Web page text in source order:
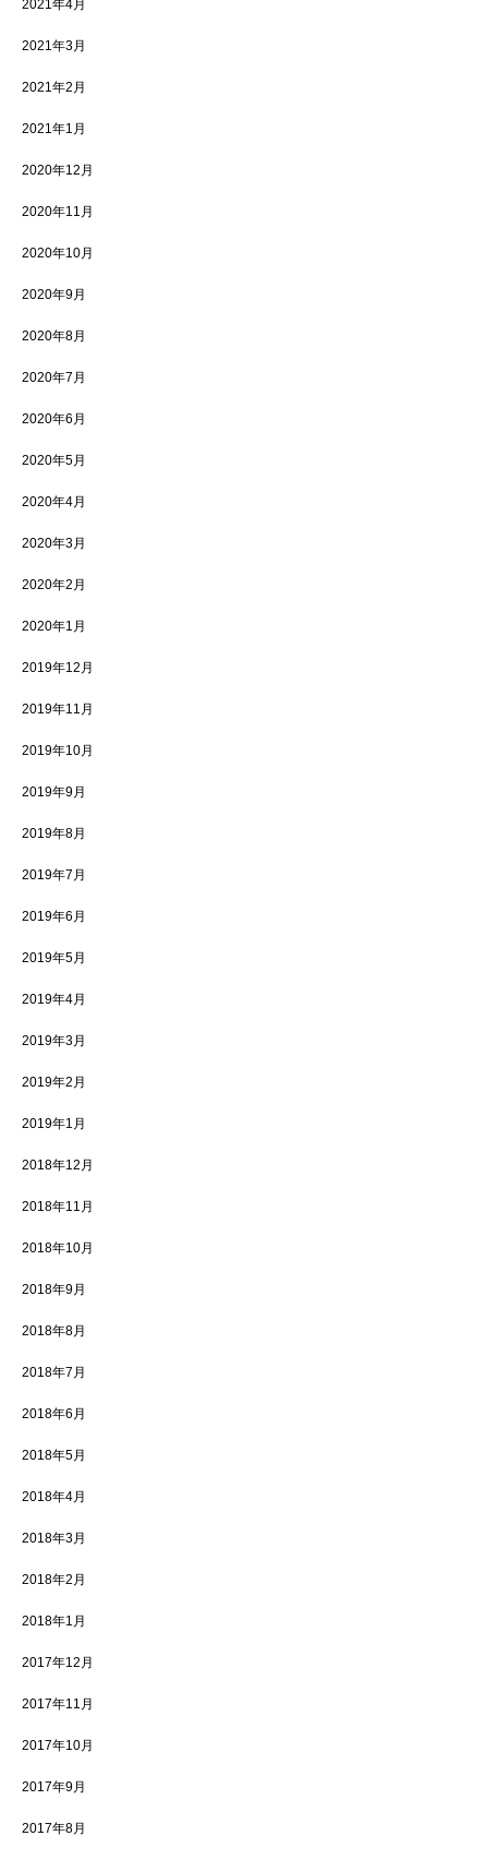
2021年4月
2021年3月
2021年2月
2021年1月
2020年12月
2020年11月
2020年10月
2020年9月
2020年8月
2020年7月
2020年6月
2020年5月
2020年4月
2020年3月
2020年2月
2020年1月
2019年12月
2019年11月
2019年10月
2019年9月
2019年8月
2019年7月
2019年6月
2019年5月
2019年4月
2019年3月
2019年2月
2019年1月
2018年12月
2018年11月
2018年10月
2018年9月
2018年8月
2018年7月
2018年6月
2018年5月
2018年4月
2018年3月
2018年2月
2018年1月
2017年12月
2017年11月
2017年10月
2017年9月
2017年8月